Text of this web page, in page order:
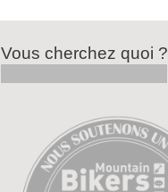
Vous cherchez quoi ?